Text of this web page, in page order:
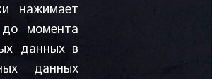
нажимает
момента
данных в
данных